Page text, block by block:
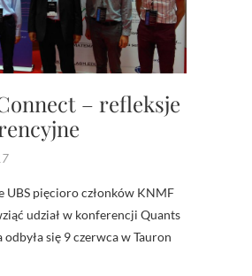
– refleksje
UBS pięcioro członków KNMF
udział w konferencji Quants
się 9 czerwca w Tauron